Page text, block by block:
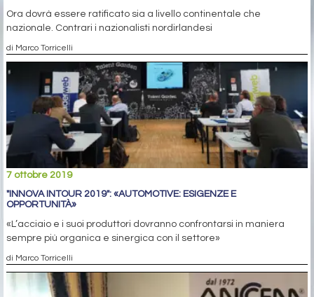
Ora dovrà essere ratificato sia a livello continentale che
nazionale. Contrari i nazionalisti nordirlandesi
di Marco Torricelli
7 ottobre 2019
"INNOVA INTOUR 2019": «AUTOMOTIVE: ESIGENZE E
OPPORTUNITÀ»
«L’acciaio e i suoi produttori dovranno confrontarsi in maniera
sempre più organica e sinergica con il settore»
di Marco Torricelli